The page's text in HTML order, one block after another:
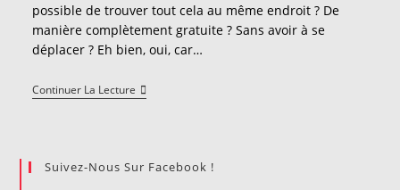
possible de trouver tout cela au même endroit ? De
manière complètement gratuite ? Sans avoir à se
déplacer ? Eh bien, oui, car…
Continuer La LecturePARTICIPEZ
A
DAUPHINE
ART
Suivez-Nous Sur Facebook !